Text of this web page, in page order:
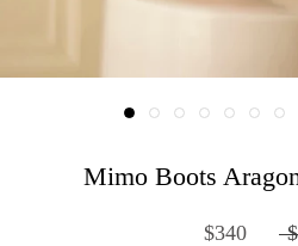
Mimo Boots
$340